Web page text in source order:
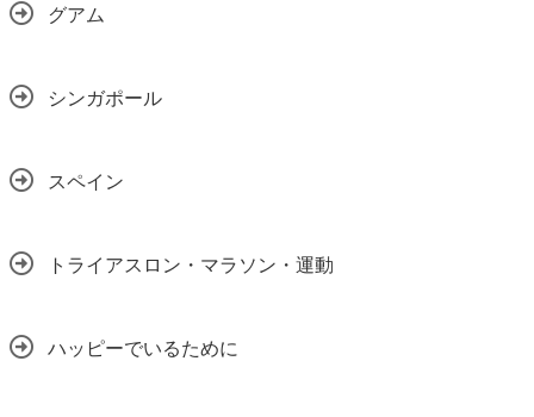
グアム
シンガポール
スペイン
トライアスロン・マラソン・運動
ハッピーでいるために